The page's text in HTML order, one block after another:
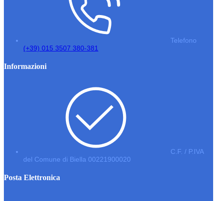
Telefono
(+39) 015 3507 380-381
Informazioni
C.F. / P.IVA
del Comune di Biella 00221900020
Posta Elettronica